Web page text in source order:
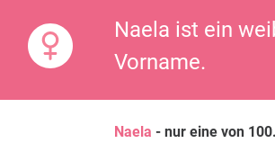
Naela ist ein
Vorname.
Naela - nur eine von